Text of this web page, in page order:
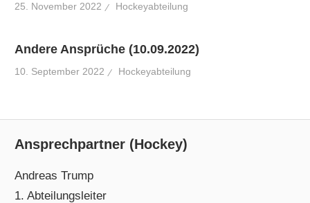
25. November 2022 Hockeyabteilung
Andere Ansprüche (10.09.2022)
10. September 2022 Hockeyabteilung
Ansprechpartner (Hockey)
Andreas Trump
1. Abteilungsleiter